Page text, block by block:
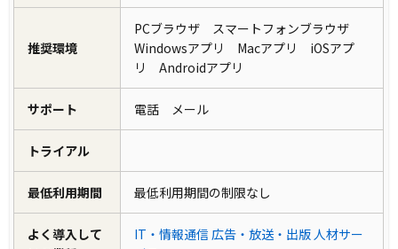
推奨環境
PCブラウザ スマートフォンブラウザ
Windowsアプリ Macアプリ iOSアプ
リ Androidアプリ
サポート 電話 メール
トライアル
最低利用期間 最低利用期間の制限なし
よく導入して
IT・情報通信 広告・放送・出版人材サー